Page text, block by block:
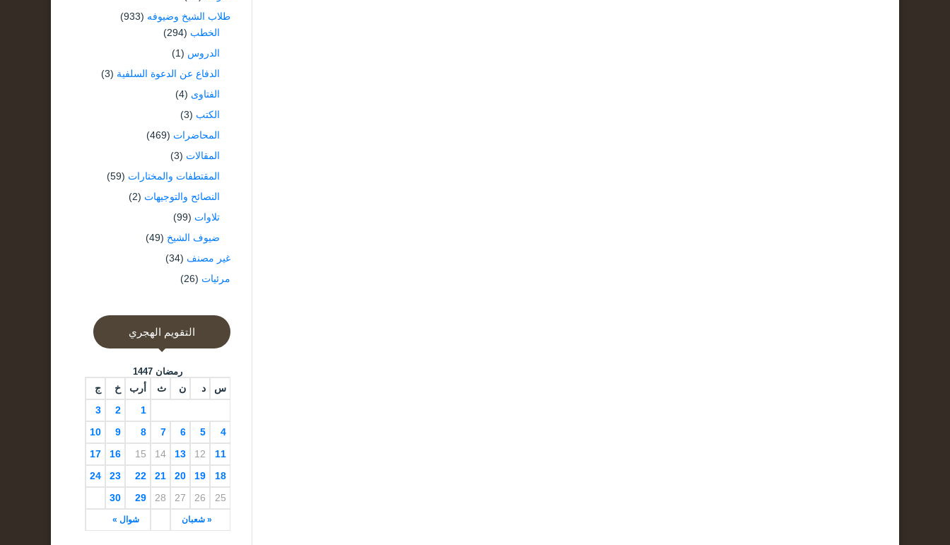
طلاب الشيخ وضيوفه (933)
الخطب (294)
الدروس (1)
الدفاع عن الدعوة السلفية (3)
الفتاوى (4)
الكتب (3)
المحاضرات (469)
المقالات (3)
المقتطفات والمختارات (59)
النصائح والتوجيهات (2)
تلاوات (99)
ضيوف الشيخ (49)
غير مصنف (34)
مرئيات (26)
التقويم الهجري
رمضان 1447
س د ن ث أرب خ ج
« شعبان شوال »
1
2
3
4
5
6
7
8
9
10
11
12
13
14
15
16
17
18
19
20
21
22
23
24
25
26
27
28
29
30